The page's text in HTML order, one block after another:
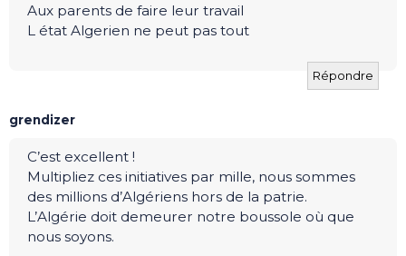
Aux parents de faire leur travail
L état Algerien ne peut pas tout
Répondre
grendizer
C’est excellent !
Multipliez ces initiatives par mille, nous sommes
des millions d’Algériens hors de la patrie.
L’Algérie doit demeurer notre boussole où que
nous soyons.